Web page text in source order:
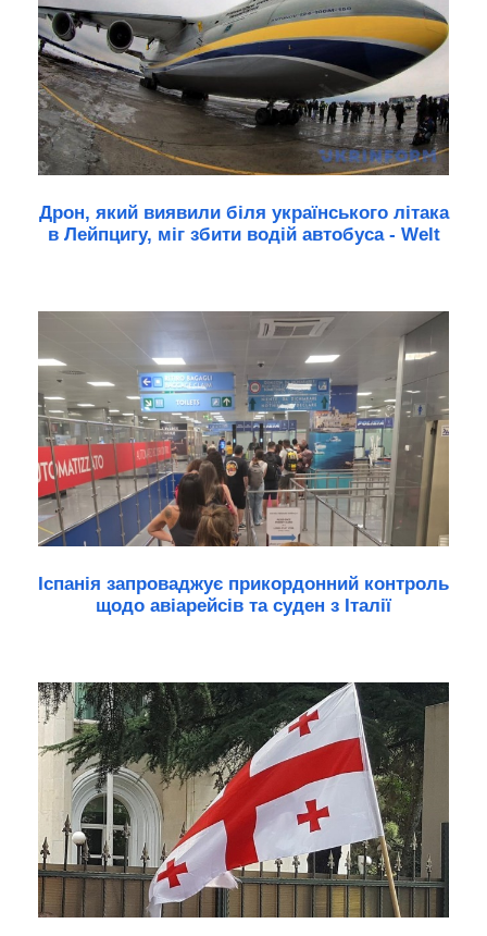
Дрон, який виявили біля українського літака
в Лейпцигу, міг збити водій автобуса - Welt
Іспанія запроваджує прикордонний контроль
щодо авіарейсів та суден з Італії